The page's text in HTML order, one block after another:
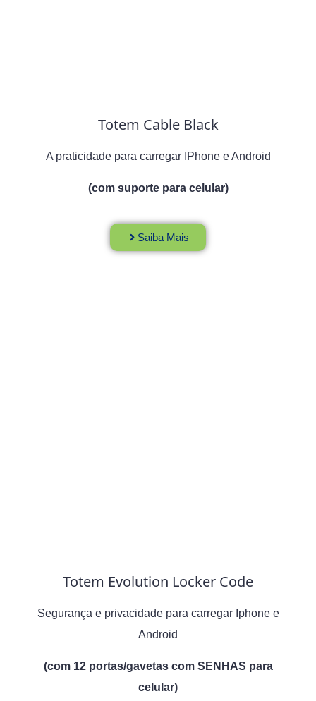
Totem Cable Black
A praticidade para carregar IPhone e Android
(com suporte para celular)
Saiba Mais
Totem Evolution Locker Code
Segurança e privacidade para carregar Iphone e
Android
(com 12 portas/gavetas com SENHAS para
celular)